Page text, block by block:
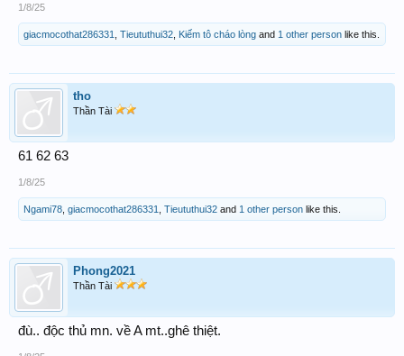
1/8/25
giacmocothat286331 Tieututhui32 Kiếm tô cháo lòng and 1 other person like this.
tho
Thần Tài
61 62 63
1/8/25
Ngami78 giacmocothat286331 Tieututhui32 and 1 other person like this.
Phong2021
Thần Tài
đù.. độc thủ mn. về A mt..ghê thiệt.